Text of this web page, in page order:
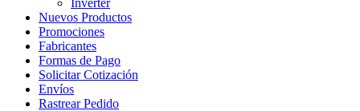
Inverter
Nuevos Productos
Promociones
Fabricantes
Formas de Pago
Solicitar Cotización
Envíos
Rastrear Pedido